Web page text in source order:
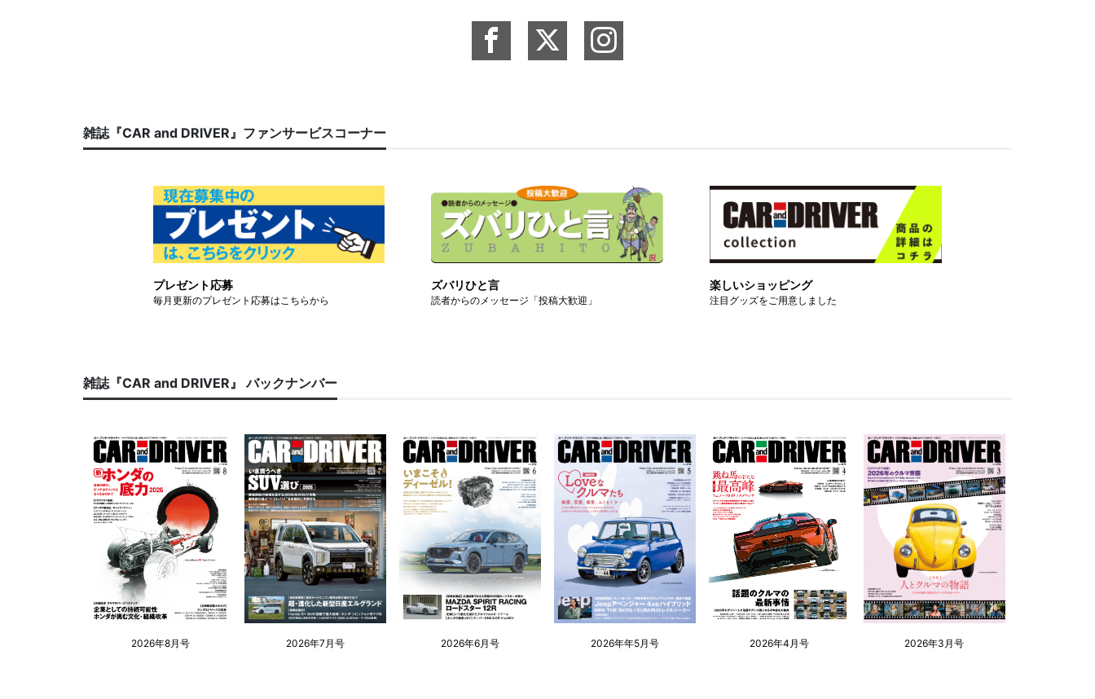
雑誌『CAR and DRIVER』ファンサービスコーナー
プレゼント応募
毎月更新のプレゼント応募はこちらから
ズバリひと言
読者からのメッセージ「投稿大歓迎」
楽しいショッピング
注目グッズをご用意しました
雑誌『CAR and DRIVER』 バックナンバー
2026年8月号 2026年7月号 2026年6月号 2026年年5月号 2026年4月号 2026年3月号